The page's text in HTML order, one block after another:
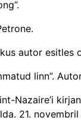
autor esitles
linn”.
Nazaire’i
21.